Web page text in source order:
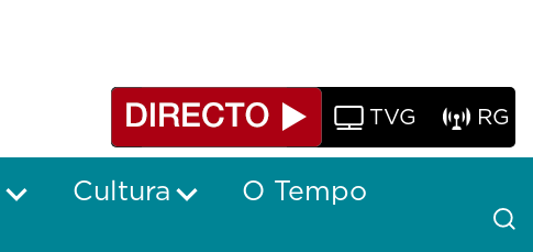
TVG RG
Cultura
O Tempo